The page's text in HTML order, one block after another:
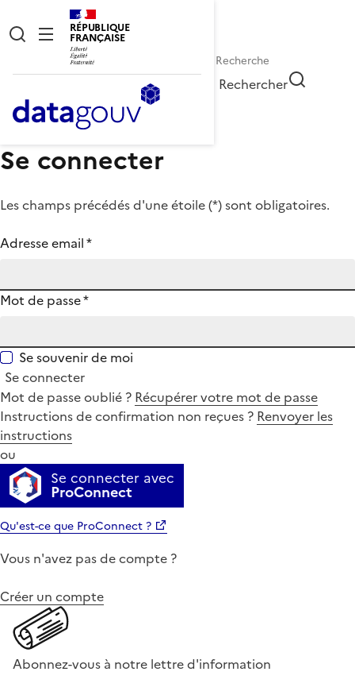
RÉPUBLIQUE
FRANÇAISE
Rechercher
Se connecter
Les champs précédés d'une étoile (*) sont obligatoires.
Adresse email*
Mot de passe*
Se souvenir de moi
Se connecter
Mot de passe oublié ? Récupérer votre mot de passe
Instructions de confirmation non reçues ? Renvoyer les
instructions
ou
Se connecter avec
ProConnect
Qu'est-ce que ProConnect ?
Vous n'avez pas de compte ?
Créer un compte
Abonnez-vous à notre lettre d'information